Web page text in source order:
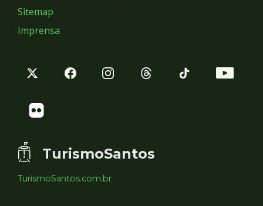
Sitemap
Imprensa
TurismoSantos
TurismoSantos.com.br